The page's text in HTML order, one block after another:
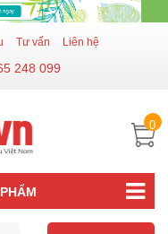
Tư vấn Liên hệ
248 099
0